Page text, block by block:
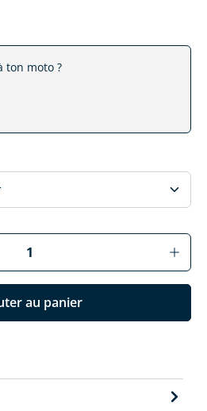
ton moto ?
den gewünschten
au panier